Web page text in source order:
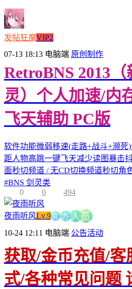
发帖狂魔VIP2
07-13 18:13 电脑端 原创制作
RetroBNS 2013（
灵）个人加速/内
飞天辅助 PC版
软件功能微弱移速(走路+战斗+濒死
距人物高跳一键飞天减少读图暴击
面秒切频道 / 无CD切换频道秒切角
#BNS 剑灵类
0
0 494
夜雨听风Lv.9官 方 人 员
10-24 12:11 电脑端 公告活动
获取/金币充值/客
式/各种常见问题